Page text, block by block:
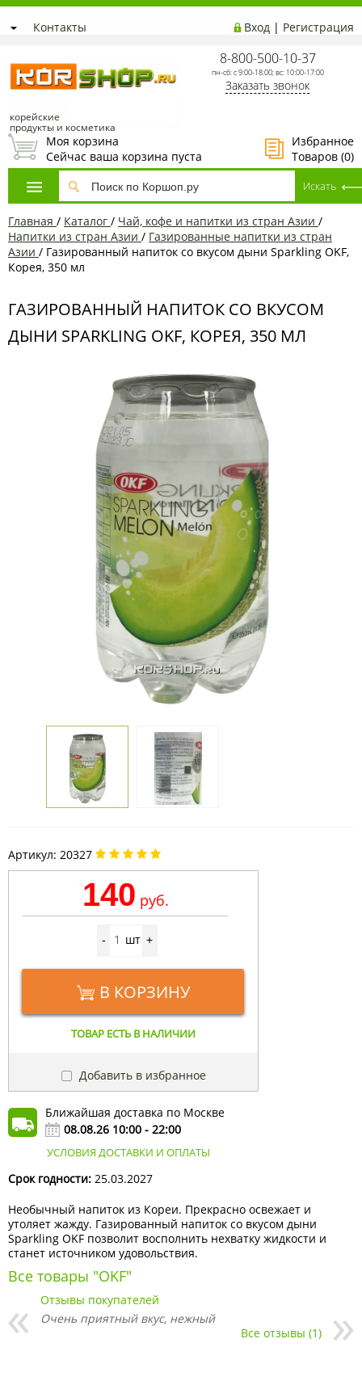
Контакты Вход | Регистрация
корейские
продукты и косметика
8-800-500-10-37
пн-сб: с 9:00-18:00; вс: 10:00-17:00
Заказать звонок
Избранное
Товаров (0)
Моя корзина
Сейчас ваша корзина пуста
Главная / Каталог / Чай, кофе и напитки из стран Азии /
Напитки из стран Азии / Газированные напитки из стран
Азии / Газированный напиток со вкусом дыни Sparkling OKF,
Корея, 350 мл
ГАЗИРОВАННЫЙ НАПИТОК СО ВКУСОМ
ДЫНИ SPARKLING OKF, КОРЕЯ, 350 МЛ
Артикул: 20327
140 руб.
- шт +
В КОРЗИНУ
ТОВАР ЕСТЬ В НАЛИЧИИ
Добавить в избранное
Ближайшая доставка по Москве
08.08.26 10:00 - 22:00
УСЛОВИЯ ДОСТАВКИ И ОПЛАТЫ
Срок годности: 25.03.2027
Необычный напиток из Кореи. Прекрасно освежает и
утоляет жажду. Газированный напиток со вкусом дыни
Sparkling OKF позволит восполнить нехватку жидкости и
станет источником удовольствия.
Все товары "OKF"
Отзывы покупателей
Очень приятный вкус, нежный
Все отзывы (1)